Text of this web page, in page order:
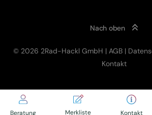
Beratung Merkliste Kontakt
Nach oben
© 2026 2Rad-Hackl GmbH | AGB |
Kontakt